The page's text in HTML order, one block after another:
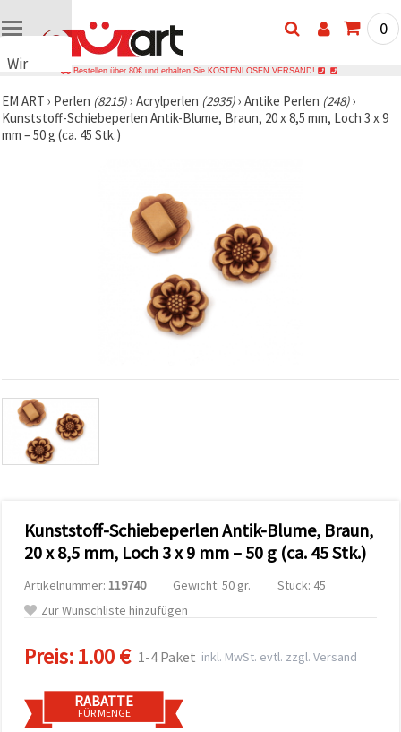
Wir
Cookies
🍪 Wir
verwenden
Datenverkehr
zu
analysieren
sowie
relevantere
Unterstützung
Partner für
und
Sie können
Cookies
akzeptieren,
oder Ihre
Auswahl in
0
Bestellen über 80€ und erhalten Sie KOSTENLOSEN VERSAND!
EM ART › Perlen (8215)› Acrylperlen (2935)› Antike Perlen (248)›
Kunststoff-Schiebeperlen Antik-Blume, Braun, 20 x 8,5 mm, Loch 3 x 9
mm – 50 g (ca. 45 Stk.)
Kunststoff-Schiebeperlen Antik-Blume, Braun,
20 x 8,5 mm, Loch 3 x 9 mm – 50 g (ca. 45 Stk.)
Artikelnummer: 119740 Gewicht: 50 gr.
Stück: 45
Zur Wunschliste hinzufügen
Preis:1.00 € 1-4 Paket inkl. MwSt. evtl. zzgl. Versand
RABATTE
FÜR MENGE